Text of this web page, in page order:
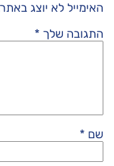
האימייל לא יוצג
התגובה שלך *
שם *